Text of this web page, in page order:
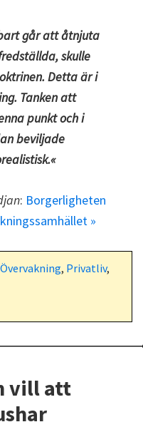
går att åtnjuta
skulle
Detta är i
Tanken att
punkt och i
beviljade
: Borgerligheten
»
Övervakning, Privatliv,
vill att